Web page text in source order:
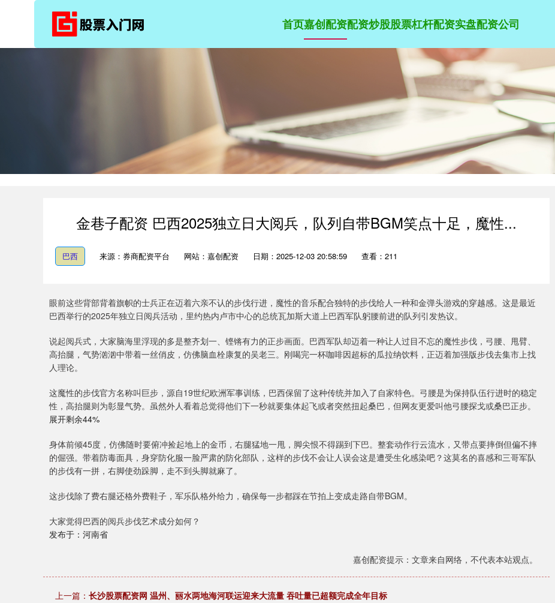
首页嘉创配资配资炒股股票杠杆配资实盘配资公司
金巷子配资 巴西2025独立日大阅兵，队列自带BGM笑点十足，魔性...
巴西 来源：券商配资平台 网站：嘉创配资 日期：2025-12-03 20:58:59 查看：211
眼前这些背部背着旗帜的士兵正在迈着六亲不认的步伐行进，魔性的音乐配合独特的步伐给人一种和金弹头游戏的穿越感。这是最近
巴西举行的2025年独立日阅兵活动，里约热内卢市中心的总统瓦加斯大道上巴西军队躬腰前进的队列引发热议。
说起阅兵式，大家脑海里浮现的多是整齐划一、铿锵有力的正步画面。巴西军队却迈着一种让人过目不忘的魔性步伐，弓腰、甩臂、
高抬腿，气势汹汹中带着一丝俏皮，仿佛脑血栓康复的吴老三。刚喝完一杯咖啡因超标的瓜拉纳饮料，正迈着加强版步伐去集市上找
人理论。
这魔性的步伐官方名称叫巨步，源自19世纪欧洲军事训练，巴西保留了这种传统并加入了自家特色。弓腰是为保持队伍行进时的稳定
性，高抬腿则为彰显气势。虽然外人看着总觉得他们下一秒就要集体起飞或者突然扭起桑巴，但网友更爱叫他弓腰探戈或桑巴正步。
展开剩余44%
身体前倾45度，仿佛随时要俯冲捡起地上的金币，右腿猛地一甩，脚尖恨不得踢到下巴。整套动作行云流水，又带点要摔倒但偏不摔
的倔强。带着防毒面具，身穿防化服一脸严肃的防化部队，这样的步伐不会让人误会这是遭受生化感染吧？这莫名的喜感和三哥军队
的步伐有一拼，右脚使劲跺脚，走不到头脚就麻了。
这步伐除了费右腿还格外费鞋子，军乐队格外给力，确保每一步都踩在节拍上变成走路自带BGM。
大家觉得巴西的阅兵步伐艺术成分如何？
发布于：河南省
嘉创配资提示：文章来自网络，不代表本站观点。
上一篇： 长沙股票配资网 温州、丽水两地海河联运迎来大流量 吞吐量已超额完成全年目标